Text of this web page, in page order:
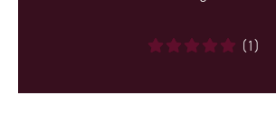
(1)